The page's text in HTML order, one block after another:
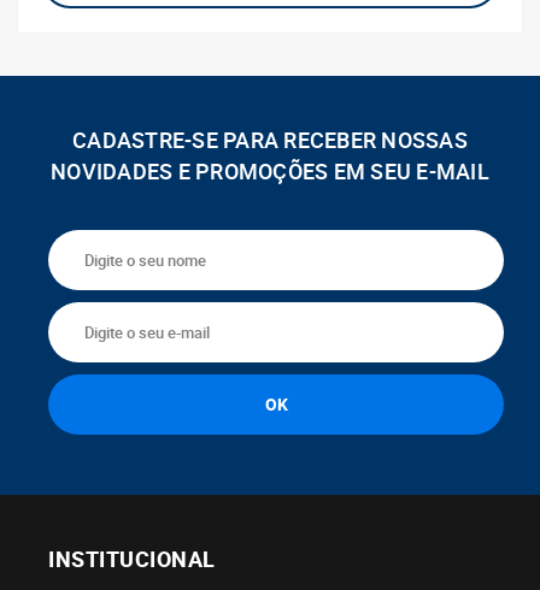
CADASTRE-SE PARA RECEBER NOSSAS
NOVIDADES E PROMOÇÕES EM SEU E-MAIL
INSTITUCIONAL